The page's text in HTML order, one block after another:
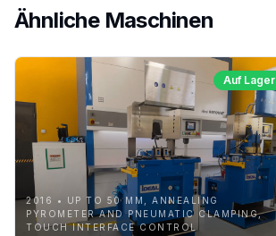
Ähnliche Maschinen
Auf Lager
2016 • UP TO 50 MM, ANNEALING
PYROMETER AND PNEUMATIC CLAMPING,
TOUCH INTERFACE CONTROL